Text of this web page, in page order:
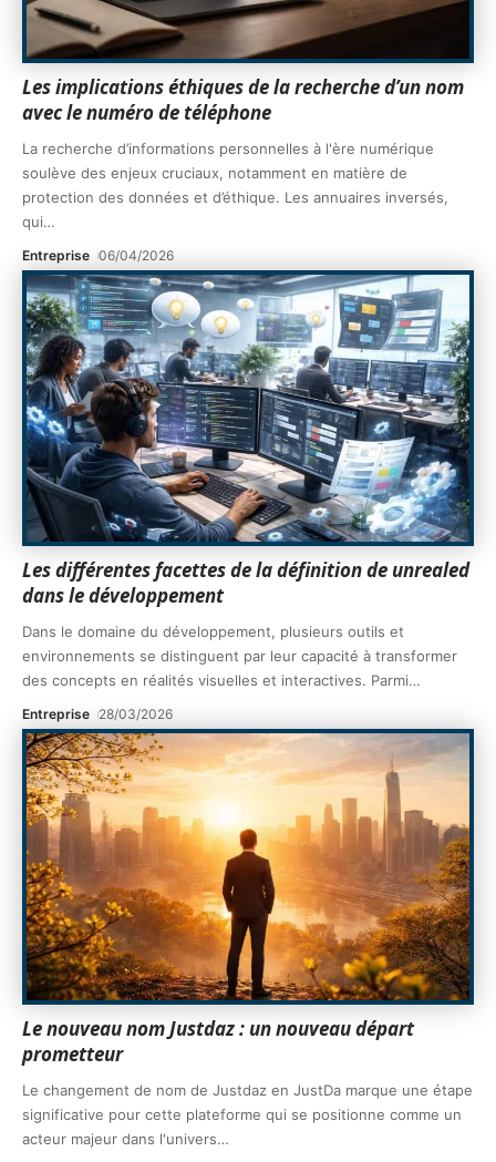
Les implications éthiques de la recherche d’un nom
avec le numéro de téléphone
La recherche d’informations personnelles à l'ère numérique
soulève des enjeux cruciaux, notamment en matière de
protection des données et d’éthique. Les annuaires inversés,
qui…
Entreprise 06/04/2026
Les différentes facettes de la définition de unrealed
dans le développement
Dans le domaine du développement, plusieurs outils et
environnements se distinguent par leur capacité à transformer
des concepts en réalités visuelles et interactives. Parmi…
Entreprise 28/03/2026
Le nouveau nom Justdaz : un nouveau départ
prometteur
Le changement de nom de Justdaz en JustDa marque une étape
significative pour cette plateforme qui se positionne comme un
acteur majeur dans l'univers…